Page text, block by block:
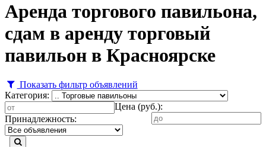
Аренда торгового павильона,
сдам в аренду торговый
павильон в Красноярске
Показать фильтр объявлений
Категория:
Цена (руб.):
Принадлежность: